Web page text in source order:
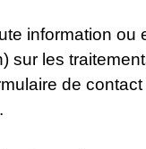
information ou
sur les
de